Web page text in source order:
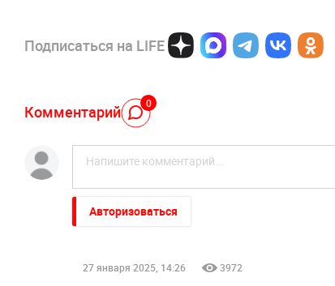
Подписаться на LIFE
Комментарий 0
Авторизоваться
27 января 2025, 14:26 3972